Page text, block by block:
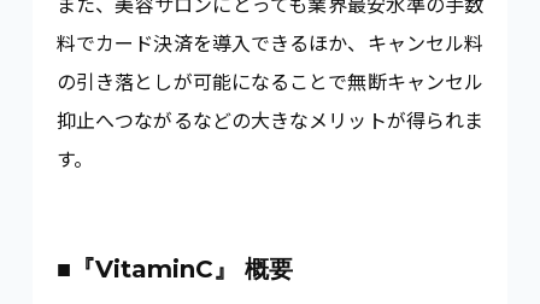
料でカード決済を導入できるほか、キャンセル料
の引き落としが可能になることで無断キャンセル
抑止へつながるなどの大きなメリットが得られま
す。
■『VitaminC』 概要